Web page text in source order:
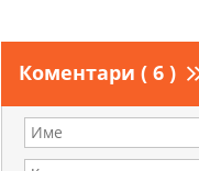
Коментари ( 6 )